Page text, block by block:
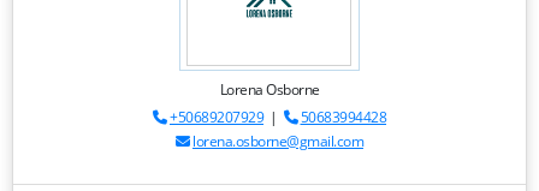
Lorena Osborne
+50689207929|
50683994428
lorena.osborne@gmail.com